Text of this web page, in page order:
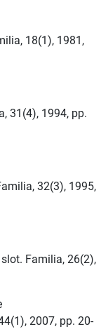
18(1), 1981,
31(4), 1994, pp.
32(3), 1995,
Familia, 26(2),
2007, pp. 20-